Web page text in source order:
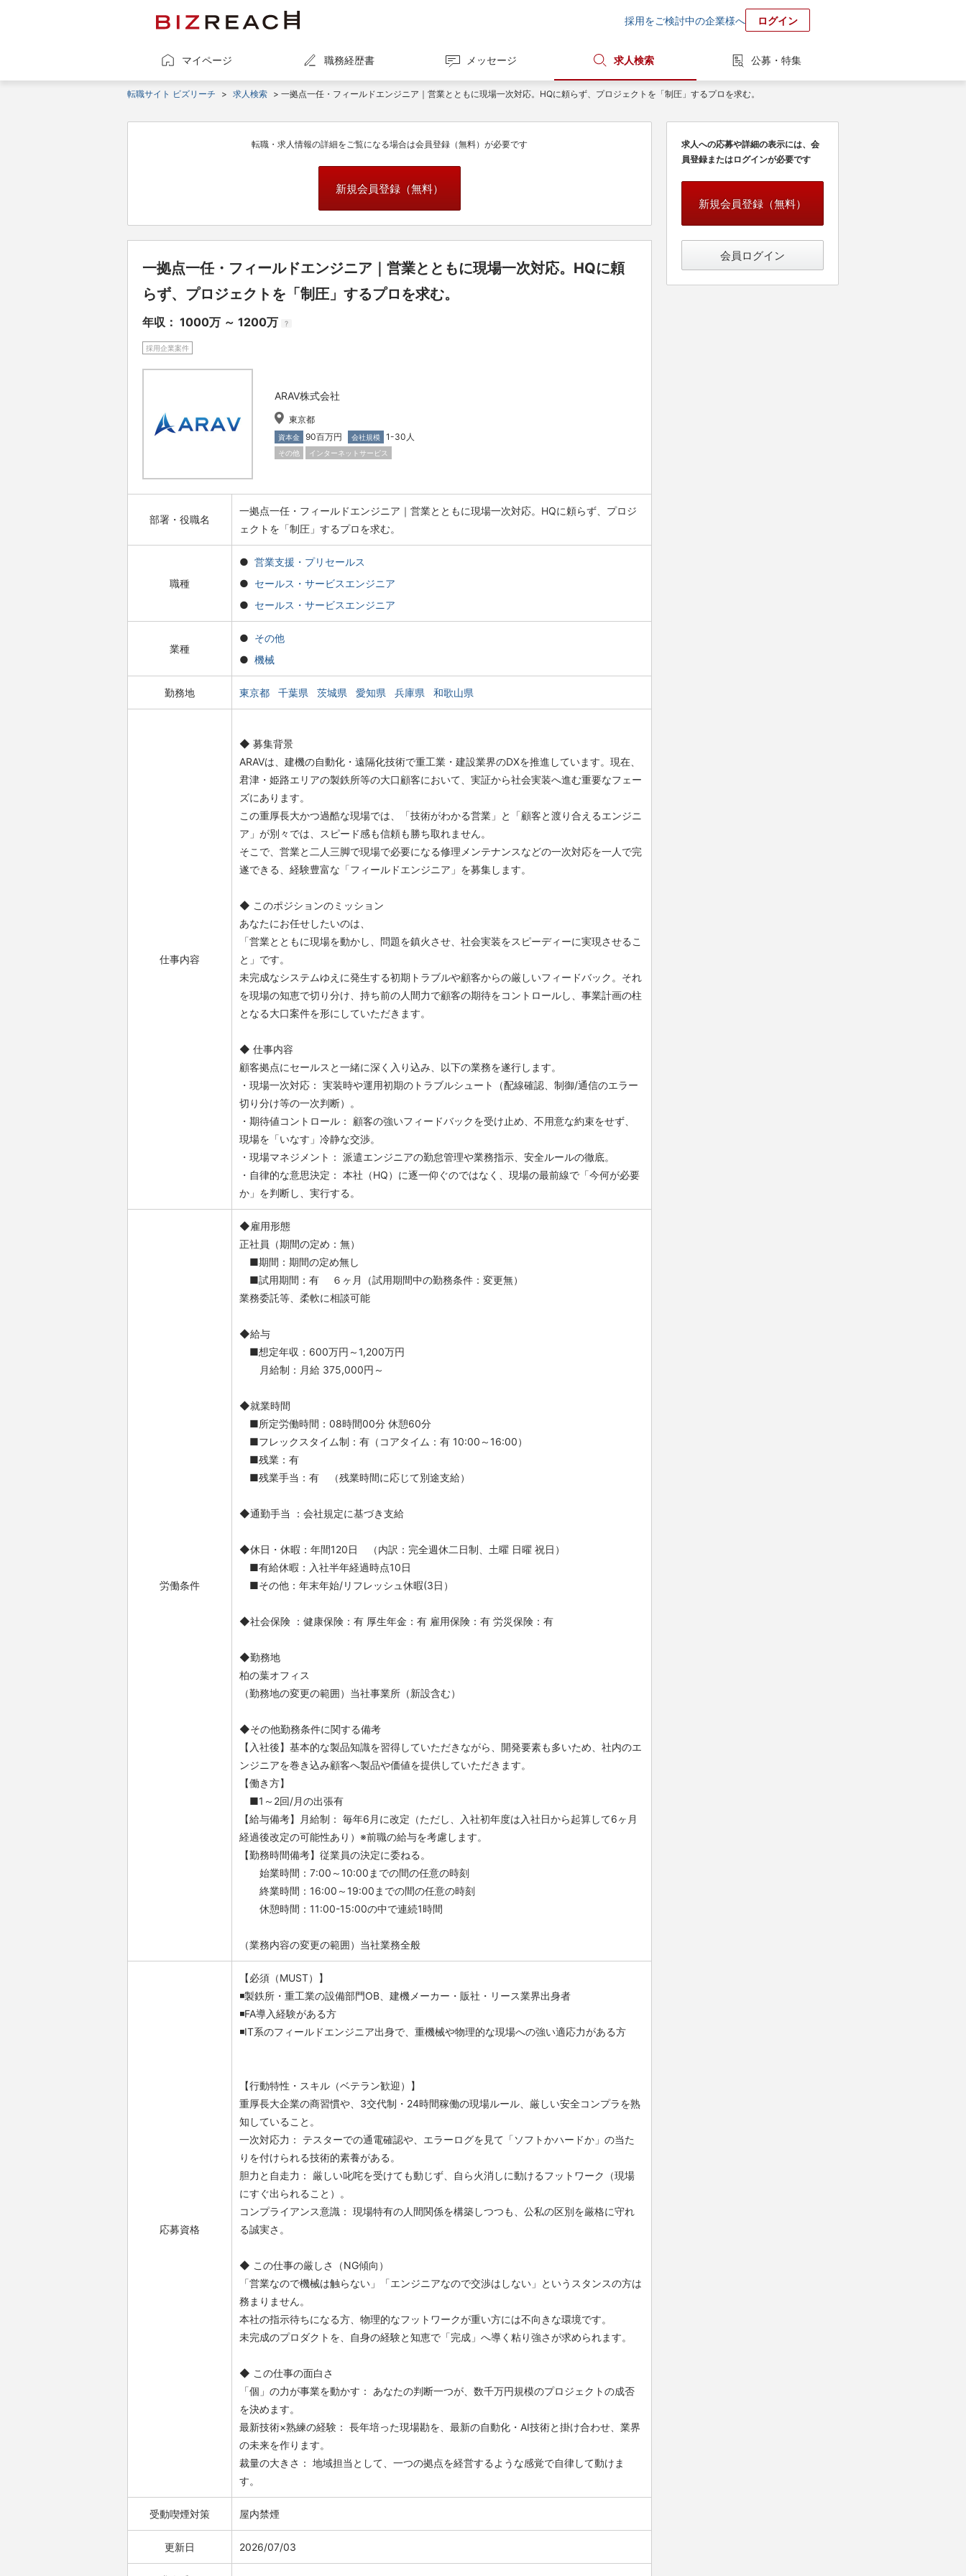
採用をご検討中の企業様へ ログイン
マイページ 職務経歴書 メッセージ 求人検索 公募・特集
転職サイト ビズリーチ > 求人検索 > 一拠点一任・フィールドエンジニア｜営業とともに現場一次対応。HQに頼らず、プロジェクトを「制圧」するプロを求む。
転職・求人情報の詳細をご覧になる場合は会員登録（無料）が必要です
新規会員登録（無料）
一拠点一任・フィールドエンジニア｜営業とともに現場一次対応。HQに頼
らず、プロジェクトを「制圧」するプロを求む。
年収： 1000万 ～ 1200万 ?
採用企業案件
ARAV株式会社
東京都
資本金 90百万円 会社規模 1-30人
その他 インターネットサービス
部署・役職名
一拠点一任・フィールドエンジニア｜営業とともに現場一次対応。HQに頼らず、プロジ
ェクトを「制圧」するプロを求む。
職種
営業支援・プリセールス
セールス・サービスエンジニア
セールス・サービスエンジニア
業種
その他
機械
勤務地 東京都 千葉県 茨城県 愛知県 兵庫県 和歌山県
仕事内容
◆ 募集背景
ARAVは、建機の自動化・遠隔化技術で重工業・建設業界のDXを推進しています。現在、
君津・姫路エリアの製鉄所等の大口顧客において、実証から社会実装へ進む重要なフェー
ズにあります。
この重厚長大かつ過酷な現場では、「技術がわかる営業」と「顧客と渡り合えるエンジニ
ア」が別々では、スピード感も信頼も勝ち取れません。
そこで、営業と二人三脚で現場で必要になる修理メンテナンスなどの一次対応を一人で完
遂できる、経験豊富な「フィールドエンジニア」を募集します。
◆ このポジションのミッション
あなたにお任せしたいのは、
「営業とともに現場を動かし、問題を鎮火させ、社会実装をスピーディーに実現させるこ
と」です。
未完成なシステムゆえに発生する初期トラブルや顧客からの厳しいフィードバック。それ
を現場の知恵で切り分け、持ち前の人間力で顧客の期待をコントロールし、事業計画の柱
となる大口案件を形にしていただきます。
◆ 仕事内容
顧客拠点にセールスと一緒に深く入り込み、以下の業務を遂行します。
・現場一次対応： 実装時や運用初期のトラブルシュート（配線確認、制御/通信のエラー
切り分け等の一次判断）。
・期待値コントロール： 顧客の強いフィードバックを受け止め、不用意な約束をせず、
現場を「いなす」冷静な交渉。
・現場マネジメント： 派遣エンジニアの勤怠管理や業務指示、安全ルールの徹底。
・自律的な意思決定： 本社（HQ）に逐一仰ぐのではなく、現場の最前線で「今何が必要
か」を判断し、実行する。
労働条件
◆雇用形態
正社員（期間の定め：無）
■期間：期間の定め無し
■試用期間：有 ６ヶ月（試用期間中の勤務条件：変更無）
業務委託等、柔軟に相談可能
◆給与
■想定年収：600万円～1,200万円
月給制：月給 375,000円～
◆就業時間
■所定労働時間：08時間00分 休憩60分
■フレックスタイム制：有（コアタイム：有 10:00～16:00）
■残業：有
■残業手当：有 （残業時間に応じて別途支給）
◆通勤手当 ：会社規定に基づき支給
◆休日・休暇：年間120日 （内訳：完全週休二日制、土曜 日曜 祝日）
■有給休暇：入社半年経過時点10日
■その他：年末年始/リフレッシュ休暇(3日）
◆社会保険 ：健康保険：有 厚生年金：有 雇用保険：有 労災保険：有
◆勤務地
柏の葉オフィス
（勤務地の変更の範囲）当社事業所（新設含む）
◆その他勤務条件に関する備考
【入社後】基本的な製品知識を習得していただきながら、開発要素も多いため、社内のエ
ンジニアを巻き込み顧客へ製品や価値を提供していただきます。
【働き方】
■1～2回/月の出張有
【給与備考】月給制： 毎年6月に改定（ただし、入社初年度は入社日から起算して6ヶ月
経過後改定の可能性あり）※前職の給与を考慮します。
【勤務時間備考】従業員の決定に委ねる。
始業時間：7:00～10:00までの間の任意の時刻
終業時間：16:00～19:00までの間の任意の時刻
休憩時間：11:00-15:00の中で連続1時間
（業務内容の変更の範囲）当社業務全般
応募資格
【必須（MUST）】
◾️製鉄所・重工業の設備部門OB、建機メーカー・販社・リース業界出身者
◾️FA導入経験がある方
◾️IT系のフィールドエンジニア出身で、重機械や物理的な現場への強い適応力がある方
【行動特性・スキル（ベテラン歓迎）】
重厚長大企業の商習慣や、3交代制・24時間稼働の現場ルール、厳しい安全コンプラを熟
知していること。
一次対応力： テスターでの通電確認や、エラーログを見て「ソフトかハードか」の当た
りを付けられる技術的素養がある。
胆力と自走力： 厳しい叱咤を受けても動じず、自ら火消しに動けるフットワーク（現場
にすぐ出られること）。
コンプライアンス意識： 現場特有の人間関係を構築しつつも、公私の区別を厳格に守れ
る誠実さ。
◆ この仕事の厳しさ（NG傾向）
「営業なので機械は触らない」「エンジニアなので交渉はしない」というスタンスの方は
務まりません。
本社の指示待ちになる方、物理的なフットワークが重い方には不向きな環境です。
未完成のプロダクトを、自身の経験と知恵で「完成」へ導く粘り強さが求められます。
◆ この仕事の面白さ
「個」の力が事業を動かす： あなたの判断一つが、数千万円規模のプロジェクトの成否
を決めます。
最新技術×熟練の経験： 長年培った現場勘を、最新の自動化・AI技術と掛け合わせ、業界
の未来を作ります。
裁量の大きさ： 地域担当として、一つの拠点を経営するような感覚で自律して動けま
す。
受動喫煙対策 屋内禁煙
更新日 2026/07/03
求人への応募や詳細の表示には、会
員登録またはログインが必要です
新規会員登録（無料）
会員ログイン